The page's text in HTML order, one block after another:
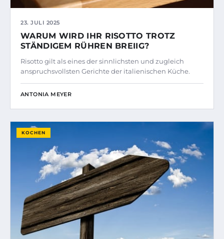
23. JULI 2025
WARUM WIRD IHR RISOTTO TROTZ
STÄNDIGEM RÜHREN BREIIG?
Risotto gilt als eines der sinnlichsten und zugleich
anspruchsvollsten Gerichte der italienischen Küche.
ANTONIA MEYER
KOCHEN